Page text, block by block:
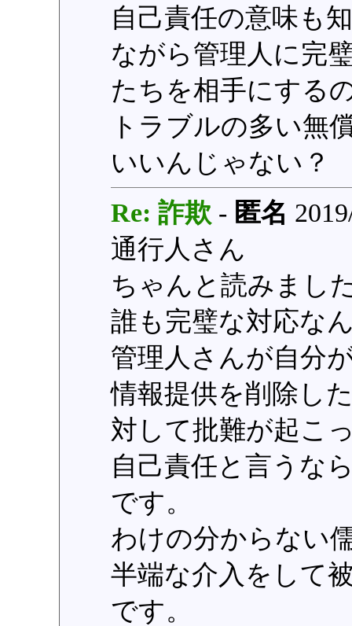
自己責任の意味も
ながら管理人に完
たちを相手にする
トラブルの多い無
いいんじゃない？
Re: 詐欺 - 匿名
通行人さん
ちゃんと読みまし
誰も完璧な対応な
管理人さんが自分
情報提供を削除し
対して批難が起こ
自己責任と言うな
です。
わけの分からない
半端な介入をして
です。